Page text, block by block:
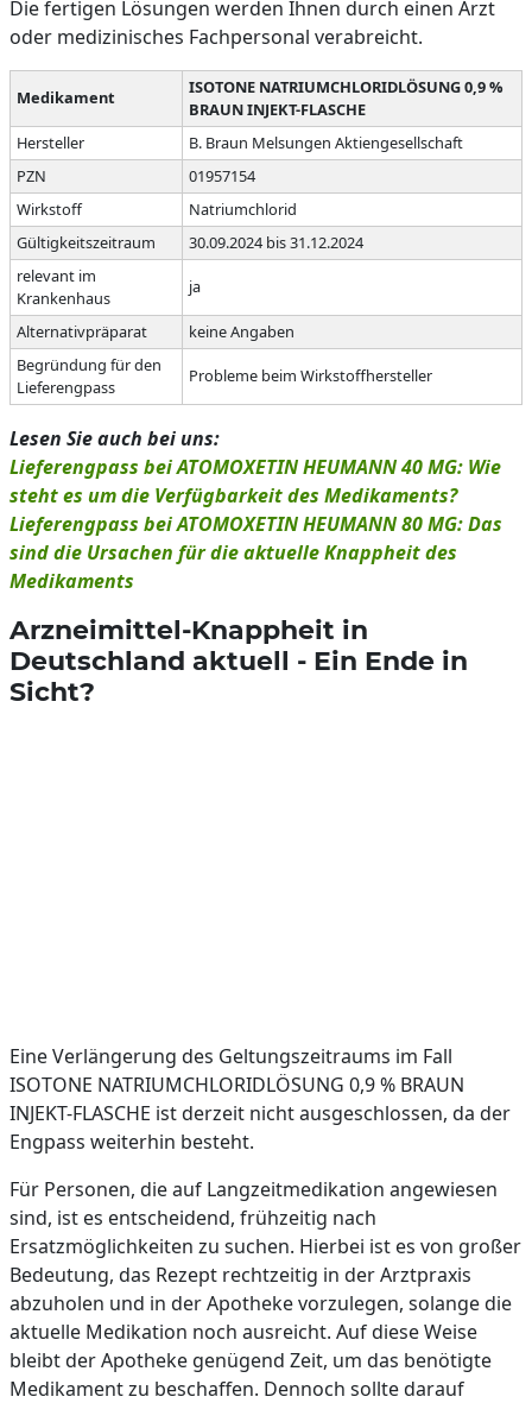
Die fertigen Lösungen werden Ihnen durch einen Arzt
oder medizinisches Fachpersonal verabreicht.
Medikament
ISOTONE NATRIUMCHLORIDLÖSUNG 0,9 %
BRAUN INJEKT-FLASCHE
Hersteller
B. Braun Melsungen Aktiengesellschaft
PZN
01957154
Wirkstoff
Natriumchlorid
Gültigkeitszeitraum
30.09.2024 bis 31.12.2024
relevant im
Krankenhaus
ja
Alternativpräparat
keine Angaben
Begründung für den
Lieferengpass
Probleme beim Wirkstoffhersteller
Lesen Sie auch bei uns:
Lieferengpass bei ATOMOXETIN HEUMANN 40 MG: Wie
steht es um die Verfügbarkeit des Medikaments?
Lieferengpass bei ATOMOXETIN HEUMANN 80 MG: Das
sind die Ursachen für die aktuelle Knappheit des
Medikaments
Arzneimittel-Knappheit in
Deutschland aktuell - Ein Ende in
Sicht?
Eine Verlängerung des Geltungszeitraums im Fall
ISOTONE NATRIUMCHLORIDLÖSUNG 0,9 % BRAUN
INJEKT-FLASCHE ist derzeit nicht ausgeschlossen, da der
Engpass weiterhin besteht.
Für Personen, die auf Langzeitmedikation angewiesen
sind, ist es entscheidend, frühzeitig nach
Ersatzmöglichkeiten zu suchen. Hierbei ist es von großer
Bedeutung, das Rezept rechtzeitig in der Arztpraxis
abzuholen und in der Apotheke vorzulegen, solange die
aktuelle Medikation noch ausreicht. Auf diese Weise
bleibt der Apotheke genügend Zeit, um das benötigte
Medikament zu beschaffen. Dennoch sollte darauf